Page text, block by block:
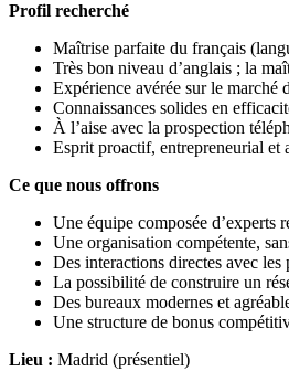
Profil recherché
Maîtrise parfaite du français
Très bon niveau d’anglais ; la
Expérience avérée sur le marché
Connaissances solides en
À l’aise avec la prospection
Esprit proactif, entrepreneurial et
Ce que nous offrons
Une équipe composée d’experts
Une organisation compétente,
Des interactions directes avec
La possibilité de construire un
Des bureaux modernes et
Une structure de bonus
Lieu : Madrid (présentiel)